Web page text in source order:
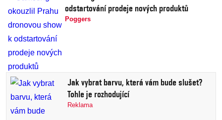
odstartování prodeje nových produktů
Poggers
Jak vybrat barvu, která vám bude slušet?
Tohle je rozhodující
Reklama